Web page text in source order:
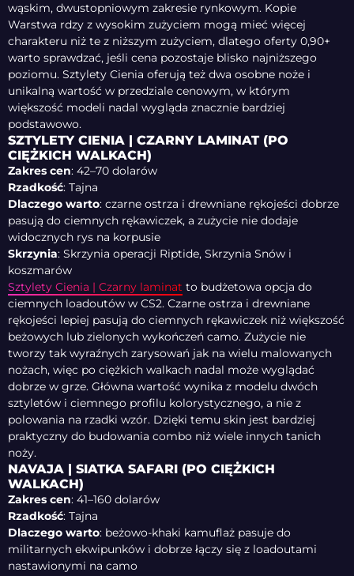
wąskim, dwustopniowym zakresie rynkowym. Kopie
Warstwa rdzy z wysokim zużyciem mogą mieć więcej
charakteru niż te z niższym zużyciem, dlatego oferty 0,90+
warto sprawdzać, jeśli cena pozostaje blisko najniższego
poziomu. Sztylety Cienia oferują też dwa osobne noże i
unikalną wartość w przedziale cenowym, w którym
większość modeli nadal wygląda znacznie bardziej
podstawowo.
SZTYLETY CIENIA | CZARNY LAMINAT (PO
CIĘŻKICH WALKACH)
Zakres cen: 42–70 dolarów
Rzadkość: Tajna
Dlaczego warto: czarne ostrza i drewniane rękojeści dobrze
pasują do ciemnych rękawiczek, a zużycie nie dodaje
widocznych rys na korpusie
Skrzynia: Skrzynia operacji Riptide, Skrzynia Snów i
koszmarów
Sztylety Cienia | Czarny laminat to budżetowa opcja do
ciemnych loadoutów w CS2. Czarne ostrza i drewniane
rękojeści lepiej pasują do ciemnych rękawiczek niż większość
beżowych lub zielonych wykończeń camo. Zużycie nie
tworzy tak wyraźnych zarysowań jak na wielu malowanych
nożach, więc po ciężkich walkach nadal może wyglądać
dobrze w grze. Główna wartość wynika z modelu dwóch
sztyletów i ciemnego profilu kolorystycznego, a nie z
polowania na rzadki wzór. Dzięki temu skin jest bardziej
praktyczny do budowania combo niż wiele innych tanich
noży.
NAVAJA | SIATKA SAFARI (PO CIĘŻKICH
WALKACH)
Zakres cen: 41–160 dolarów
Rzadkość: Tajna
Dlaczego warto: beżowo-khaki kamuflaż pasuje do
militarnych ekwipunków i dobrze łączy się z loadoutami
nastawionymi na camo